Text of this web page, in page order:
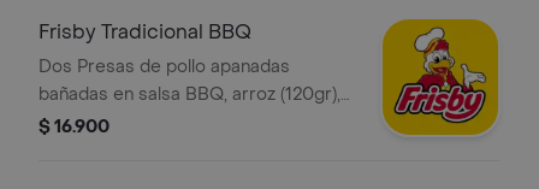
Frisby Tradicional BBQ
Dos Presas de pollo apanadas
bañadas en salsa BBQ, arroz (120gr),
ensalada de repollo (145gr), fríjol
$ 16.900